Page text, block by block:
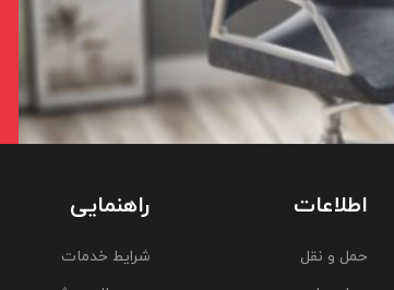
اطلاعات
حمل و نقل
راهنمایی
شرایط خدمات